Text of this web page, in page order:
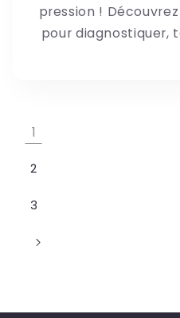
pression !
pour diagnostiquer,
1
2
3